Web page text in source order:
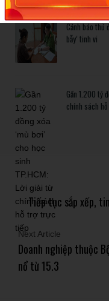
Cảnh báo thủ
bẫy’ tinh vi
Gần 1.200 tỷ
chính sách
Tiếp tục sắp xếp,
Next Article
Doanh nghiệp thuộc
nổ từ 15.3